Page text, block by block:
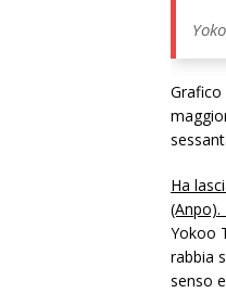
Ha
Yokoo
rabbia
senso